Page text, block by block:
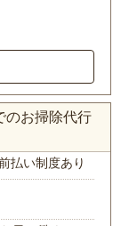
のお掃除代行
払い制度あり